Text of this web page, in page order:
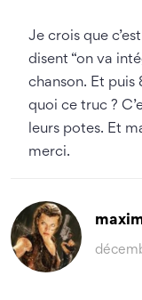
Je crois que
disent “on va
chanson. Et puis
quoi ce truc ?
leurs potes. Et
merci.